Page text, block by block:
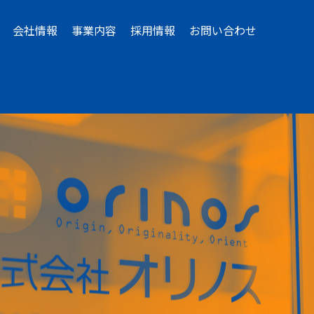
会社情報 事業内容 採用情報 お問い合わせ